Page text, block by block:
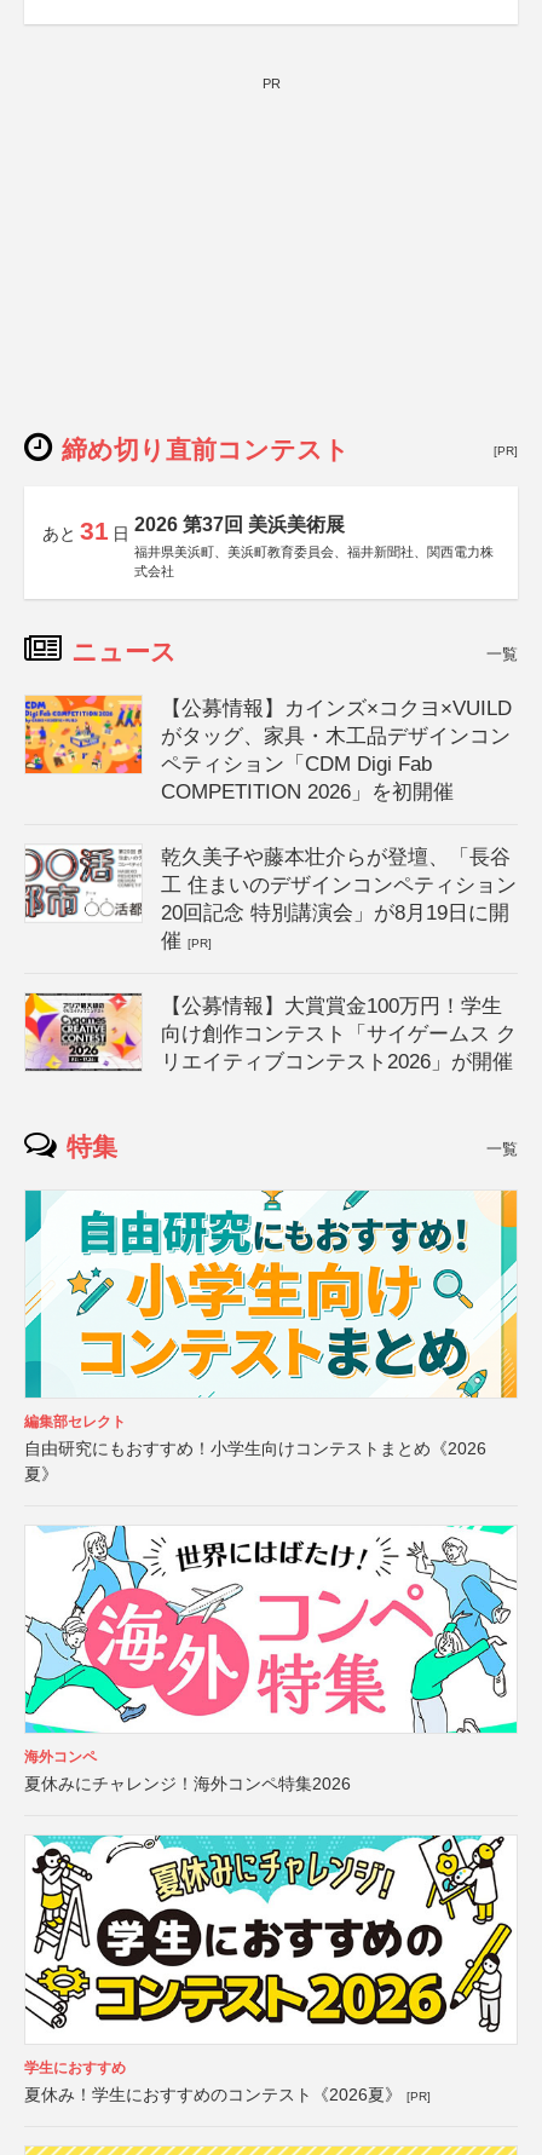
PR
締め切り直前コンテスト [PR]
あと 31 日 2026 第37回 美浜美術展
福井県美浜町、美浜町教育委員会、福井新聞社、関西電力株
式会社
ニュース 一覧
【公募情報】カインズ×コクヨ×VUILD
がタッグ、家具・木工品デザインコン
ペティション「CDM Digi Fab
COMPETITION 2026」を初開催
乾久美子や藤本壮介らが登壇、「長谷
工 住まいのデザインコンペティション
20回記念 特別講演会」が8月19日に開
催[PR]
【公募情報】大賞賞金100万円！学生
向け創作コンテスト「サイゲームス ク
リエイティブコンテスト2026」が開催
特集 一覧
編集部セレクト
自由研究にもおすすめ！小学生向けコンテストまとめ《2026
夏》
海外コンペ
夏休みにチャレンジ！海外コンペ特集2026
学生におすすめ
夏休み！学生におすすめのコンテスト《2026夏》 [PR]